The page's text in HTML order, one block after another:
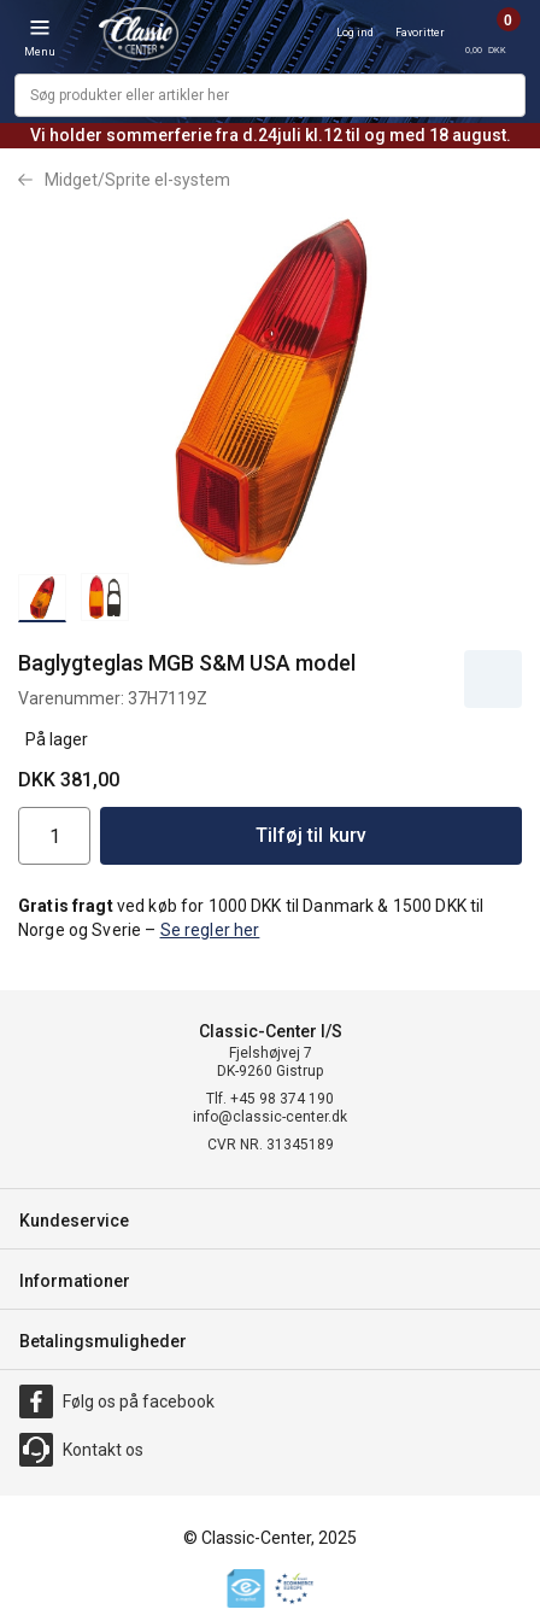
Vi holder sommerferie fra d.24juli kl.12 til og med 18 august.
Menu
Log ind Favoritter
0
0,00 DKK
Midget/Sprite el-system
Baglygteglas MGB S&M USA model
Varenummer: 37H7119Z
På lager
DKK 381,00
Tilføj til kurv
Gratis fragtved køb for 1000 DKK til Danmark & 1500 DKK til
Norge og Sverie – Se regler her
Classic-Center I/S
Fjelshøjvej 7
DK-9260 Gistrup
Tlf. +45 98 374 190
info@classic-center.dk
CVR NR. 31345189
Kundeservice
Informationer
Betalingsmuligheder
Følg os på facebook
Kontakt os
© Classic-Center, 2025